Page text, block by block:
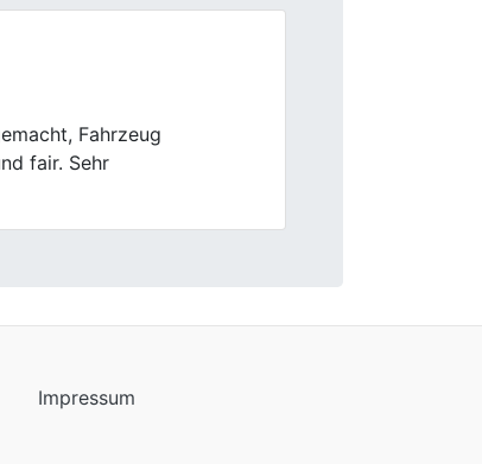
Super Service!